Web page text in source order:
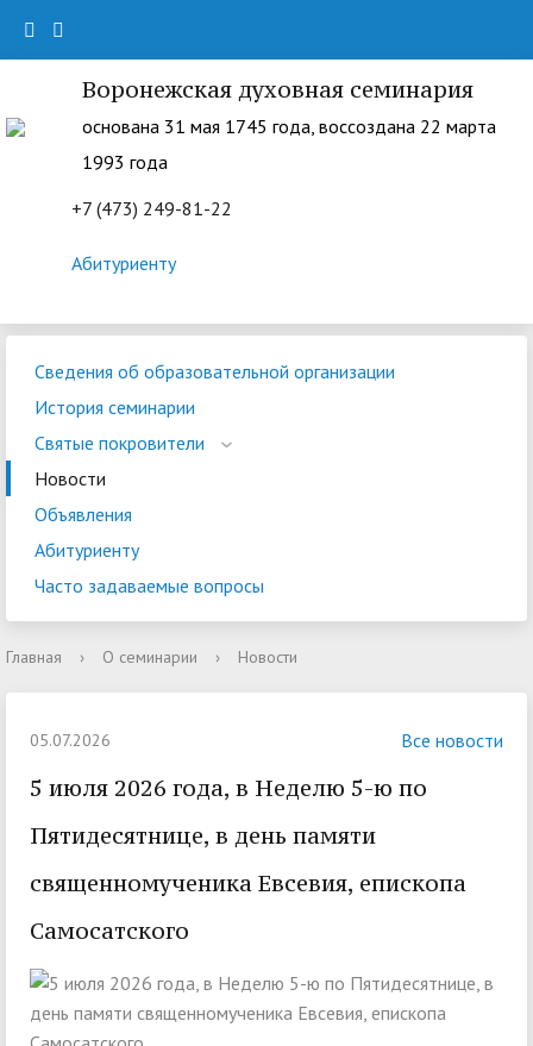
Воронежская духовная семинария
основана 31 мая 1745 года, воссоздана 22 марта
1993 года
+7 (473) 249-81-22
Абитуриенту
Сведения об образовательной организации
История семинарии
Святые покровители
Новости
Объявления
Абитуриенту
Часто задаваемые вопросы
Главная › О семинарии › Новости
05.07.2026 Все новости
5 июля 2026 года, в Неделю 5-ю по
Пятидесятнице, в день памяти
священномученика Евсевия, епископа
Самосатского